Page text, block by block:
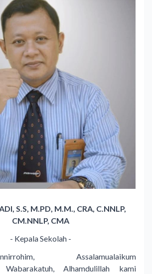
S.S, M.PD, M.M., CRA, C.NNLP,
CM.NNLP, CMA
- Kepala Sekolah -
Assalamualaikum
Wabarakatuh, Alhamdulillah kami